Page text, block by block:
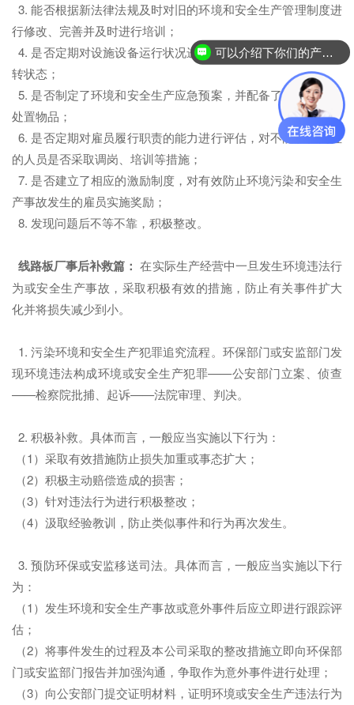
3. 能否根据新法律法规及时对旧的环境和安全生产管理制度进
行修改、完善并及时进行培训；
4. 是否定期对设施设备运行状况进行检测，确保其处于正常运
转状态；
5. 是否制定了环境和安全生产应急预案，并配备了相应的应急
处置物品；
6. 是否定期对雇员履行职责的能力进行评估，对不能胜任岗位
的人员是否采取调岗、培训等措施；
7. 是否建立了相应的激励制度，对有效防止环境污染和安全生
产事故发生的雇员实施奖励；
8. 发现问题后不等不靠，积极整改。
线路板厂事后补救篇： 在实际生产经营中一旦发生环境违法行
为或安全生产事故，采取积极有效的措施，防止有关事件扩大
化并将损失减少到小。
1. 污染环境和安全生产犯罪追究流程。环保部门或安监部门发
现环境违法构成环境或安全生产犯罪——公安部门立案、侦查
——检察院批捕、起诉——法院审理、判决。
2. 积极补救。具体而言，一般应当实施以下行为：
（1）采取有效措施防止损失加重或事态扩大；
（2）积极主动赔偿造成的损害；
（3）针对违法行为进行积极整改；
（4）汲取经验教训，防止类似事件和行为再次发生。
3. 预防环保或安监移送司法。具体而言，一般应当实施以下行
为：
（1）发生环境和安全生产事故或意外事件后应立即进行跟踪评
估；
（2）将事件发生的过程及本公司采取的整改措施立即向环保部
门或安监部门报告并加强沟通，争取作为意外事件进行处理；
（3）向公安部门提交证明材料，证明环境或安全生产违法行为
可以介绍下你们的产品么？
你们是怎么收费的呢？